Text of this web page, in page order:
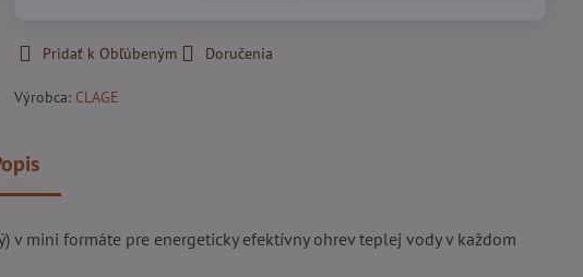
Pridať k Obľúbeným Doručenia
Výrobca: CLAGE
mini formáte pre energeticky efektívny ohrev teplej vody v každom